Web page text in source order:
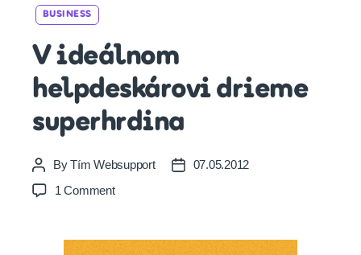
BUSINESS
V ideálnom
helpdeskárovi drieme
superhrdina
Post
author
ByTím Websupport
Post07.05.2012
1 Commenton
helpdeskárovi